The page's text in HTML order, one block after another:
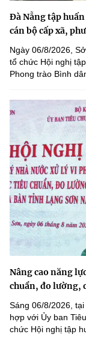
Đà Nẵng tập
cán bộ cấp xã,
Ngày 06/8/2026,
tổ chức Hội nghị
Phong trào Bình
Nâng cao năng
chuẩn, đo lường,
Sáng 06/8/2026,
hợp với Ủy ban
chức Hội nghị tập